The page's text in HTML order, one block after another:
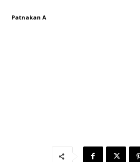
Patnakan A